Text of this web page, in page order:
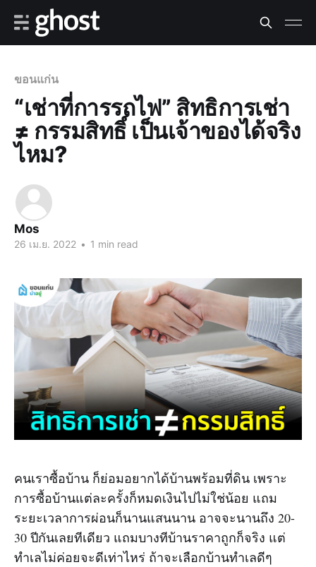
ขอนแก่น
“เช่าที่การรถไฟ” สิทธิการเช่า
≠ กรรมสิทธิ์ เป็นเจ้าของได้จริง
ไหม?
Mos
26 เม.ย. 2022 • 1 min read
คนเราซื้อบ้าน ก็ย่อมอยากได้บ้านพร้อมที่ดิน เพราะ
การซื้อบ้านแต่ละครั้งก็หมดเงินไปไม่ใช่น้อย แถม
ระยะเวลาการผ่อนก็นานแสนนาน อาจจะนานถึง 20-
30 ปีกันเลยทีเดียว แถมบางทีบ้านราคาถูกก็จริง แต่
ทำเลไม่ค่อยจะดีเท่าไหร่ ถ้าจะเลือกบ้านทำเลดีๆ